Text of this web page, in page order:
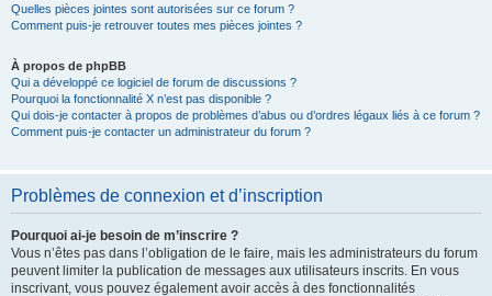
Quelles pièces jointes sont autorisées sur ce forum ?
Comment puis-je retrouver toutes mes pièces jointes ?
À propos de phpBB
Qui a développé ce logiciel de forum de discussions ?
Pourquoi la fonctionnalité X n’est pas disponible ?
Qui dois-je contacter à propos de problèmes d’abus ou d’ordres légaux liés à ce forum ?
Comment puis-je contacter un administrateur du forum ?
Problèmes de connexion et d’inscription
Pourquoi ai-je besoin de m’inscrire ?
Vous n’êtes pas dans l’obligation de le faire, mais les administrateurs du forum
peuvent limiter la publication de messages aux utilisateurs inscrits. En vous
inscrivant, vous pouvez également avoir accès à des fonctionnalités